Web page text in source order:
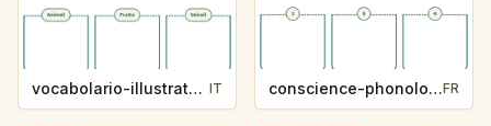
vocabolario-illustrato-k235-5 IT conscience-phonologique-k234-5FR